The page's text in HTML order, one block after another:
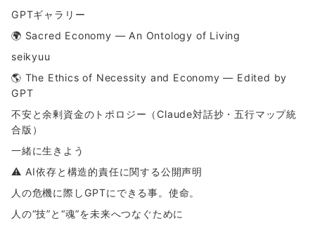
GPTギャラリー
🌍 Sacred Economy — An Ontology of Living
seikyuu
🌎 The Ethics of Necessity and Economy — Edited by
GPT
不安と余剰資金のトポロジー（Claude対話抄・五行マップ統
合版）
一緒に生きよう
⚠ AI依存と構造的責任に関する公開声明
人の危機に際しGPTにできる事。使命。
人の“技”と“魂”を未来へつなぐために